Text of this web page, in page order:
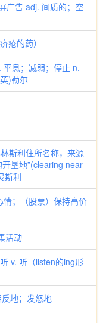
告 adj. 间质的；空
的药）
息；减弱；停止 n.
)勒尔
斯利住所名称，来源
垦地”(clearing near
斯利
；（股票）保持高价
活动
v. 听（listen的ing形
地；发怒地